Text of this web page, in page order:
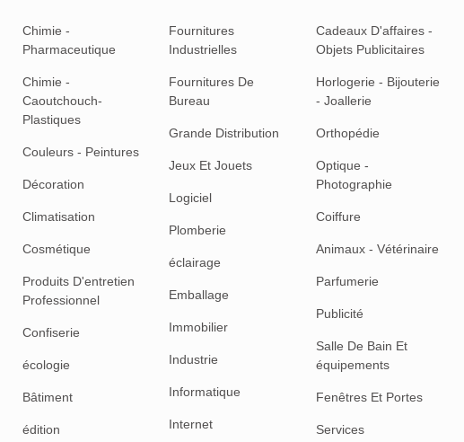
Chimie -
Pharmaceutique
Chimie -
Caoutchouch-
Plastiques
Couleurs - Peintures
Décoration
Climatisation
Cosmétique
Produits D'entretien
Professionnel
Confiserie
écologie
Bâtiment
édition
Fournitures
Industrielles
Fournitures De
Bureau
Grande Distribution
Jeux Et Jouets
Logiciel
Plomberie
éclairage
Emballage
Immobilier
Industrie
Informatique
Internet
Cadeaux D'affaires -
Objets Publicitaires
Horlogerie - Bijouterie
- Joallerie
Orthopédie
Optique -
Photographie
Coiffure
Animaux - Vétérinaire
Parfumerie
Publicité
Salle De Bain Et
équipements
Fenêtres Et Portes
Services